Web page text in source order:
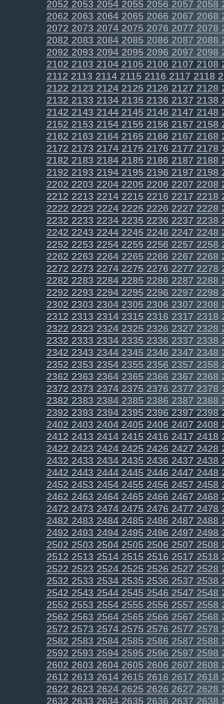
205220532054205520562057 2058
206220632064206520662067 2068
207220732074207520762077 2078
208220832084208520862087 2088
209220932094209520962097 2098
2102210321042105210621072108
2112211321142115211621172118
2122212321242125212621272128
2132213321342135213621372138
2142214321442145214621472148
2152215321542155215621572158
2162216321642165216621672168
2172217321742175217621772178
2182218321842185218621872188
2192219321942195219621972198
2202220322042205220622072208
2212221322142215221622172218
2222222322242225222622272228
2232223322342235223622372238
2242224322442245224622472248
2252225322542255225622572258
226222632264226522662267 2268
227222732274227522762277 2278
228222832284228522862287 2288
229222932294229522962297 2298
230223032304230523062307 2308
231223132314231523162317 2318
232223232324232523262327 2328
233223332334233523362337 2338
234223432344234523462347 2348
235223532354235523562357 2358
236223632364236523662367 2368
237223732374237523762377 2378
238223832384238523862387 2388
2392239323942395239623972398
2402240324042405240624072408
2412241324142415241624172418
2422242324242425242624272428
2432243324342435243624372438
2442244324442445244624472448
2452245324542455245624572458
2462246324642465246624672468
2472247324742475247624772478
2482248324842485248624872488
2492249324942495249624972498
2502250325042505250625072508
2512251325142515251625172518
2522252325242525252625272528
253225332534253525362537 2538
254225432544254525462547 2548
255225532554255525562557 2558
256225632564256525662567 2568
257225732574257525762577 2578
258225832584258525862587 2588
259225932594259525962597 2598
260226032604260526062607 2608
261226132614261526162617 2618
262226232624262526262627 2628
263226332634263526362637 2638